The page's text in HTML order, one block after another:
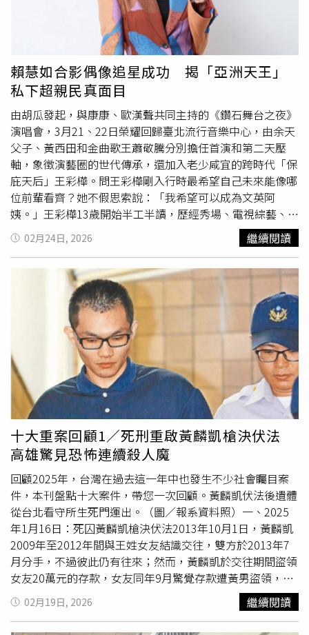
節日常後引發粉絲關注，不僅親手製作湯圓的過程成為討論
話題，連帶她手中使用的瓷碗與拍攝視角，也在社群平台掀
起一波討論。有網友查詢後發現，該瓷碗來自英國百年瓷器
品牌Royal Albert，碗內印有玫瑰碎花圖案，邊緣則飾有
22K金邊設計，具有英式風格。據了解，這款直徑約11公分
的瓷碗在英國官方授權通路售價約20至22英鎊，折合新台
幣約850至950元；在部分中國電商平台售價約292元人民
幣，約合新台幣1350元。價格曝光後，也有網友留言表示
「這碗太好看了」、「對周董來說算平價」，也有人開玩笑
說「周董還是很低調」。
賴慧如合影偶像追星成功 揭「亞洲天王」
私下超親民真面目
由胡瓜發起，與康康、歐漢聲共同主持的《鑽石舞台之夜》
演唱會，3月21、22日榮耀回歸臺北流行音樂中心，由余天
父子、黃西田和金曲歌王蕭敬騰分別擔任首演和第二天壓
軸，象徵演藝圈的世代傳承，還加入老少咸宜的跨時代「保
庇天后」王彩樺。問王彩樺剛入行時最希望自己未來能像哪
位前輩看齊？她不假思索說：「我希望可以成為文英阿
姨。」王彩樺13歲開始半工半讀，歷經秀場、電視綜藝、歌
仔戲、電視劇與電影的洗禮，至今人氣不墜；說起剛入行時
的偶像，王彩樺說：「我拍人生的第一部戲《恩情深似海》
認識文英阿姨，就希望自己將來可以跟文英阿姨一樣，拍電
影拍到老、唱歌、演戲把歡樂帶給大家；阿姨為人親切，戲
演得好又很疼我，每次看到她都是滿滿的溫暖，而且她非常
敬業，所以我非常尊敬她，一直朝著她的目標努力。」王彩
樺13歲開始半工半讀，歷經秀場、電視綜藝、歌仔戲、電視
劇與電影的洗禮。（圖／萬星傳播提供）除了偶像，王彩樺
也分享她進演藝圈最感謝的貴人：「我剛出道時沒有錢，要
養家又要做表演禮服，所以作秀都是住很便宜的旅社，有一
次方駿大哥在台中作秀，邀請我帶爸爸到他家吃飯，那天剛
好是他太太生日，後來他太太認我當乾妹妹，從此我吃、
住、都靠方駿大哥和
大嫂，《恩情深似海》也是大哥帶我去
演的，他絕對是我人生最重要的一位貴人。」賴慧如想效法
的榜樣則是「亞洲天王」任賢齊，她說：「小時候聽很多連
續劇主題曲都是小齊哥唱的，他是土生土長的台灣人，歌曲
紅遍華人地區，是十足的台灣之光。很開心去年因為『鑽石
舞台之夜』有機會跟小齊哥同場演出，他私底下超親民，完
全沒有天王的架子，後來才知道他是瓜哥的大徒弟，也很開
心他合照，完成我小時候的願望。」
02月24日, 2026 繼續閱讀
十大重案回顧1／死刑重啟黃麟凱槍決伏法
高雄驚見恐怖連續殺人魔
回顧2025年，台灣在過去這一年中也發生不少社會矚目案
件，本刊盤點十大案件，帶您一次回顧。黃麟凱伏法後遺體
從台北看守所生死門運出。（圖／報系資料照）一、2025
年1月16日：死囚黃麟凱槍決伏法2013年10月1日，黃麟凱
2009年至2012年間與王姓女友結識交往，雙方於2013年7
月分手，不過彼此仍有往來；然而，黃麟凱於交往期間盜領
女友20萬元的存款，女友同年9月驚覺存款遭黃男盜領，怒
向黃麟凱追討，黃麟凱一氣之下竟在同年9月策畫謀殺女
友，事先購買童軍繩，於2013年10月1日下午4時許，持先
02月19日, 2026 繼續閱讀